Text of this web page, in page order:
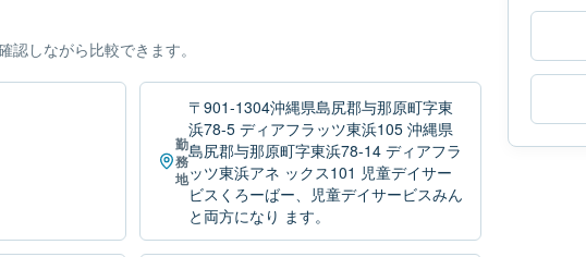
しながら比較できます。
勤
務
地
〒901-1304沖縄県島尻郡与那原町字東
浜78-5 ディアフラッツ東浜105 沖縄県
島尻郡与那原町字東浜78-14 ディアフラ
ッツ東浜アネ ックス101 児童デイサー
ビスくろーばー、児童デイサービスみん
と両方になり ます。